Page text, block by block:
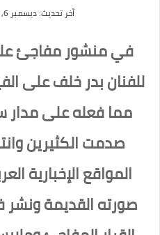
آخر تحديث: ديسمبر 6, 2023
في منشور مفاجئ
للفنان بدر خلف على
مما فعله على مدار
صدمت الكثيرين
المواقع الإخبارية
صورته القديمة